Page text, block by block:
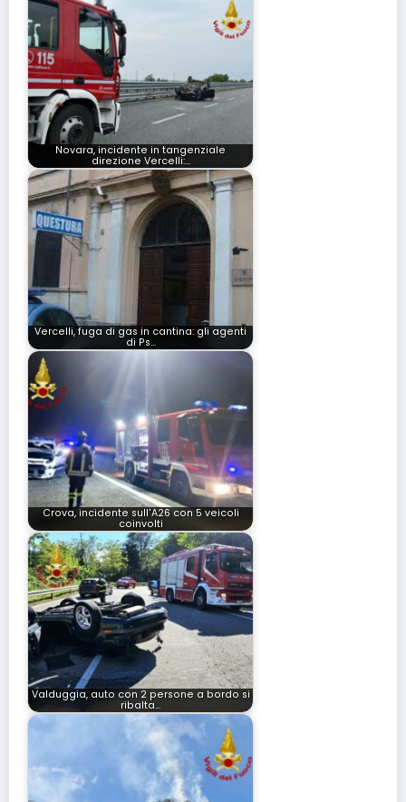
Novara, incidente in tangenziale
direzione Vercelli:…
Vercelli, fuga di gas in cantina: gli agenti
di Ps…
Crova, incidente sull'A26 con 5 veicoli
coinvolti
Valduggia, auto con 2 persone a bordo si
ribalta…